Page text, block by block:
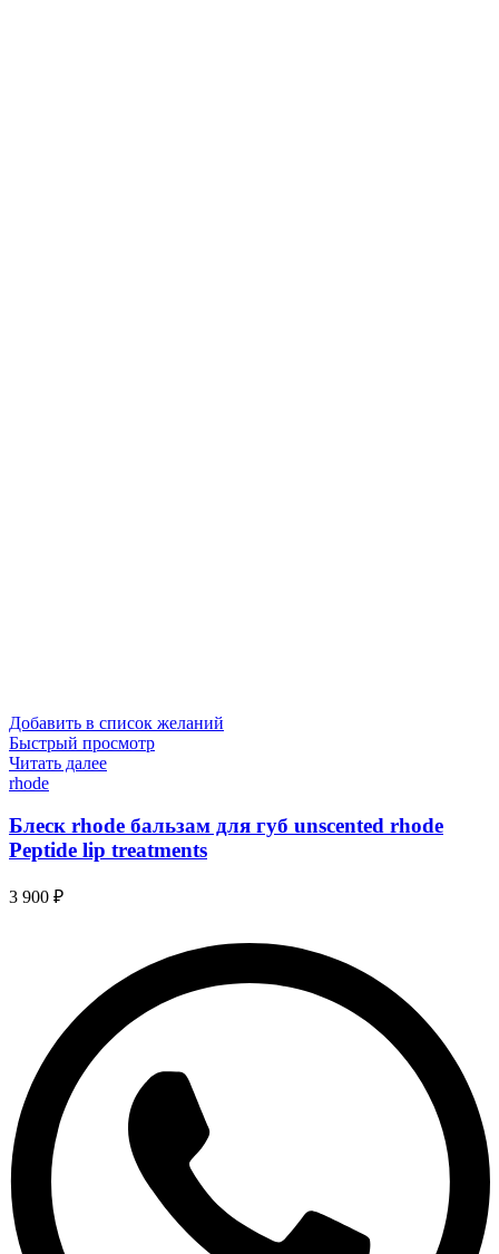
Добавить в список желаний
Быстрый просмотр
Читать далее
rhode
Блеск rhode бальзам для губ unscented rhode
Peptide lip treatments
3 900 ₽